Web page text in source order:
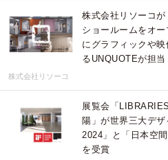
株式会社リソーコ
ショールームをオ
にグラフィックや
るUNQUOTEが担当
株式会社リソーコ
展覧会「
陽」が世界三大デ
2024」と「日本空
を受賞